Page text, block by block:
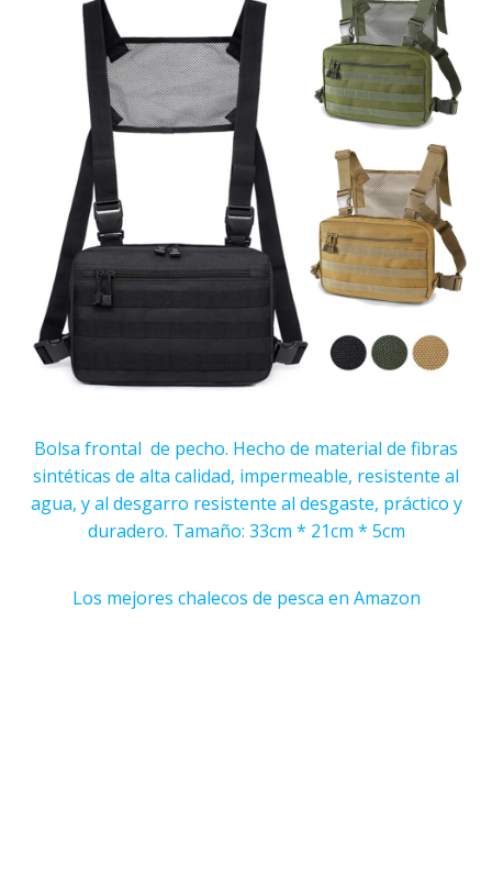
Bolsa frontal de pecho. Hecho de material de fibras
sintéticas de alta calidad, impermeable, resistente al
agua, y al desgarro resistente al desgaste, práctico y
duradero. Tamaño: 33cm * 21cm * 5cm
Los mejores chalecos de pesca en Amazon